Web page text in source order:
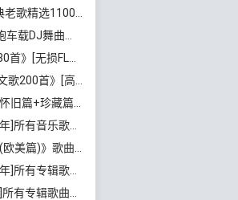
MP3/320K/10GB]百度云网盘下载
质MP3/320K/2.86GB]百度云网盘下载
6.26GB]百度云网盘下载
320K/1.81GB]百度云网盘下载
高品质MP3/6.88GB]百度云网盘下载
MP3/8.99GB]百度云网盘下载
WAV/MP3/6.13GB]百度云网盘下载
MP3/23.84GB]百度云网盘下载
分轨+MP3/23.06GB]百度云网盘下载